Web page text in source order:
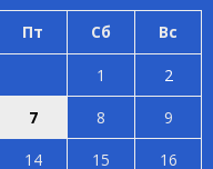
Пт Сб Вс
1
2
7 8
9
14 15 16